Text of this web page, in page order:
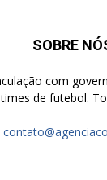
SOBRE
com
de futebol.